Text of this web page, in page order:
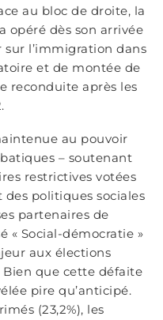
au bloc de droite, la
opéré dès son arrivée
l’immigration dans
et de montée de
reconduite après les
au pouvoir
– soutenant
restrictives votées
politiques sociales
partenaires de
« Social-démocratie »
aux élections
Bien que cette défaite
pire qu’anticipé.
(23,2%), les